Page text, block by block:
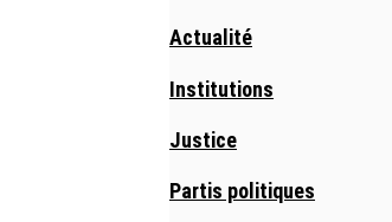
Actualité
Institutions
Justice
Partis politiques